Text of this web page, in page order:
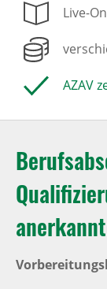
Live-
AZAV